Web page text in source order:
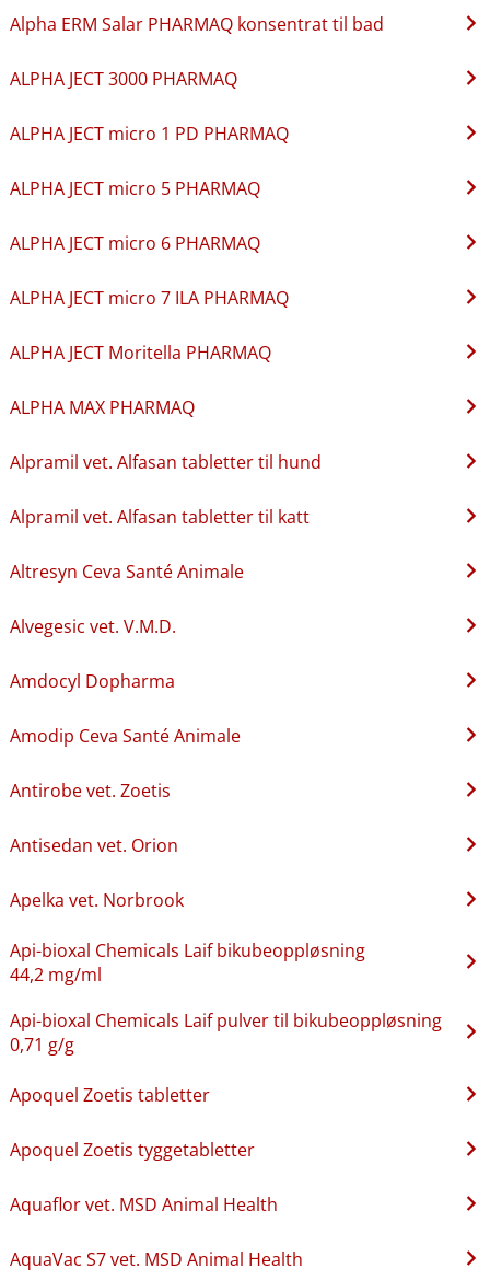
Alpha ERM Salar PHARMAQ konsentrat til bad
ALPHA JECT 3000 PHARMAQ
ALPHA JECT micro 1 PD PHARMAQ
ALPHA JECT micro 5 PHARMAQ
ALPHA JECT micro 6 PHARMAQ
ALPHA JECT micro 7 ILA PHARMAQ
ALPHA JECT Moritella PHARMAQ
ALPHA MAX PHARMAQ
Alpramil vet. Alfasan tabletter til hund
Alpramil vet. Alfasan tabletter til katt
Altresyn Ceva Santé Animale
Alvegesic vet. V.M.D.
Amdocyl Dopharma
Amodip Ceva Santé Animale
Antirobe vet. Zoetis
Antisedan vet. Orion
Apelka vet. Norbrook
Api-bioxal Chemicals Laif bikubeoppløsning
44,2 mg/ml
Api-bioxal Chemicals Laif pulver til bikubeoppløsning
0,71 g/g
Apoquel Zoetis tabletter
Apoquel Zoetis tyggetabletter
Aquaflor vet. MSD Animal Health
AquaVac S7 vet. MSD Animal Health